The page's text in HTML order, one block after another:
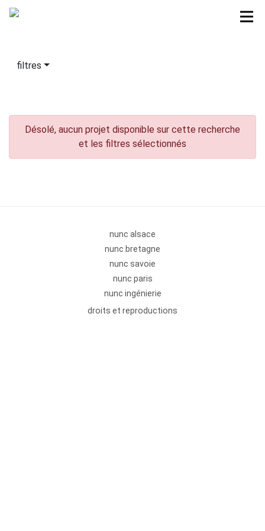
filtres
Désolé, aucun projet disponible sur cette recherche
et les filtres sélectionnés
nunc alsace
nunc bretagne
nunc savoie
nunc paris
nunc ingénierie
droits et reproductions